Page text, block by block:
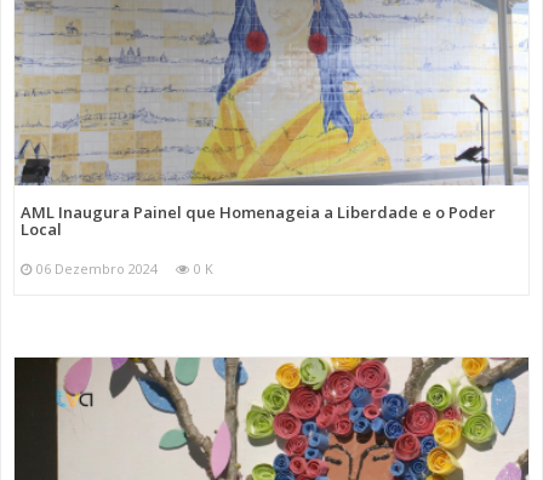
AML Inaugura Painel que Homenageia a Liberdade e o Poder
Local
06 Dezembro 2024 0 K